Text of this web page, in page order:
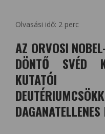
Olvasási idő: 2 perc
AZ ORVOSI
DÖNTŐ SVÉD
KUTATÓI